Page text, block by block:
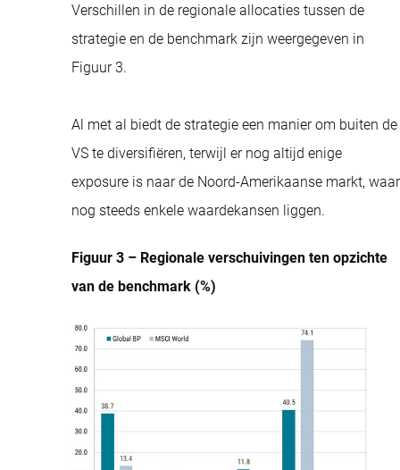
Verschillen in de regionale allocaties tussen de
strategie en de benchmark zijn weergegeven in
Figuur 3.
Al met al biedt de strategie een manier om buiten de
VS te diversifiëren, terwijl er nog altijd enige
exposure is naar de Noord-Amerikaanse markt, waar
nog steeds enkele waardekansen liggen.
Figuur 3 – Regionale verschuivingen ten opzichte
van de benchmark (%)